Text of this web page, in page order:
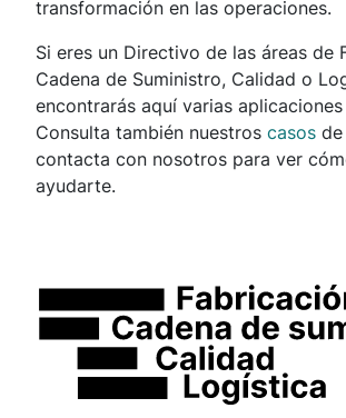
transformación en las operaciones.
Si eres un Directivo de las áreas de
Cadena de Suministro, Calidad o
encontrarás aquí varias
Consulta también nuestros casos
contacta con nosotros para ver
ayudarte.